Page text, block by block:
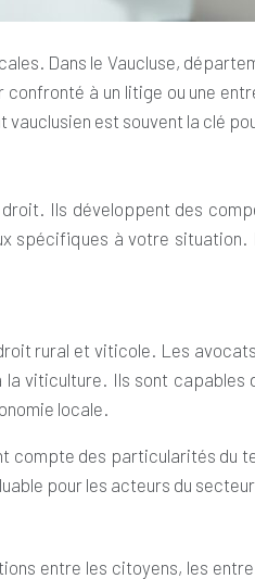
Dans le Vaucluse,
à un litige ou une
est souvent la clé
Ils développent des
à votre situation.
rural et viticole. Les
viticulture. Ils sont
locale.
des particularités du
pour les acteurs du
entre les citoyens, les